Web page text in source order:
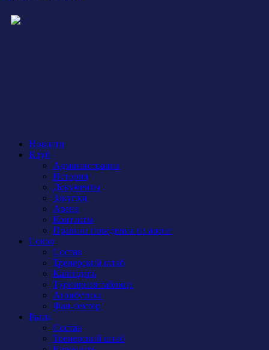
Новости
Клуб
Администрация
История
Документы
Закупки
Арена
Контакты
Правила поведения на арене
Сокол
Состав
Тренерский штаб
Календарь
Турнирная таблица
Атрибутика
Фан-сектор
Рыси
Состав
Тренерский штаб